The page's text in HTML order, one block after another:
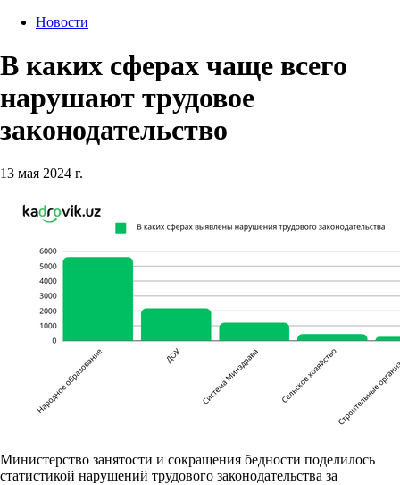
Новости
В каких сферах чаще всего
нарушают трудовое
законодательство
13 мая 2024 г.
Министерство занятости и сокращения бедности поделилось
статистикой нарушений трудового законодательства за